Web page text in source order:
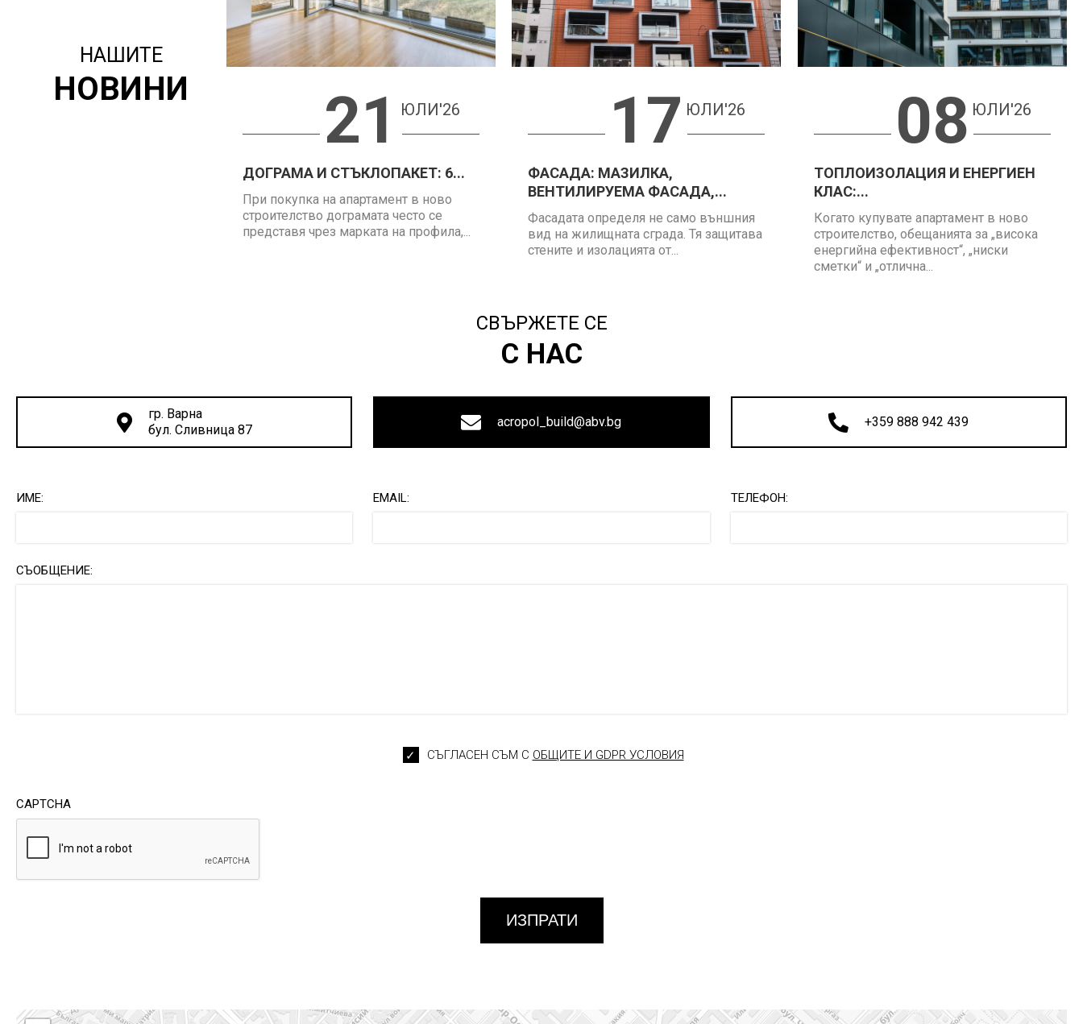
НАШИТЕ
НОВИНИ 21 ЮЛИ'26
ДОГРАМА И СТЪКЛОПАКЕТ: 6...
При покупка на апартамент в ново
строителство дограмата често се
представя чрез марката на профила,...
17 ЮЛИ'26
ФАСАДА: МАЗИЛКА,
ВЕНТИЛИРУЕМА ФАСАДА,...
Фасадата определя не само външния
вид на жилищната сграда. Тя защитава
стените и изолацията от...
08 ЮЛИ'26
ТОПЛОИЗОЛАЦИЯ И ЕНЕРГИЕН
КЛАС:...
Когато купувате апартамент в ново
строителство, обещанията за „висока
енергийна ефективност“, „ниски
сметки“ и „отлична...
СВЪРЖЕТЕ СЕ
С НАС
гр. Варна
бул. Сливница 87
acropol_build@abv.bg +359 888 942 439
ИМЕ: EMAIL: ТЕЛЕФОН:
СЪОБЩЕНИЕ:
СЪГЛАСЕН СЪМ С ОБЩИТЕ И GDPR УСЛОВИЯ
CAPTCHA
ИЗПРАТИ